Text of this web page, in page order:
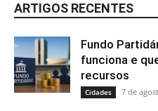
ARTIGOS RECENTES
Fundo
funciona e
recursos
Cidades 7 de